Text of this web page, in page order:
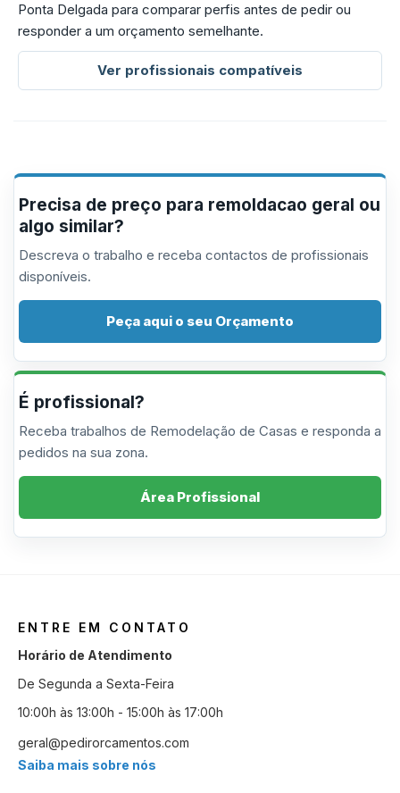
Ponta Delgada para comparar perfis antes de pedir ou
responder a um orçamento semelhante.
Ver profissionais compatíveis
Precisa de preço para remoldacao geral ou
algo similar?
Descreva o trabalho e receba contactos de profissionais
disponíveis.
Peça aqui o seu Orçamento
É profissional?
Receba trabalhos de Remodelação de Casas e responda a
pedidos na sua zona.
Área Profissional
ENTRE EM CONTATO
Horário de Atendimento
De Segunda a Sexta-Feira
10:00h às 13:00h - 15:00h às 17:00h
geral@pedirorcamentos.com
Saiba mais sobre nós